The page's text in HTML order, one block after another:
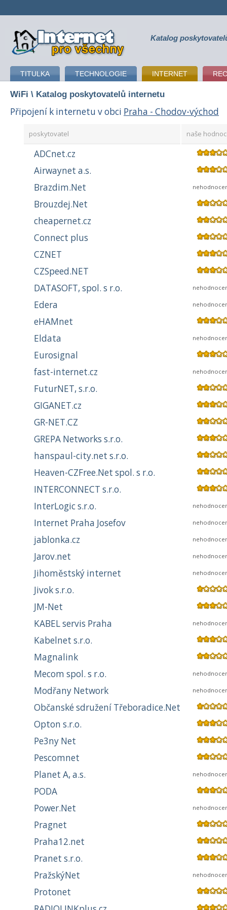
připojení k internetu Katalog
TITULKA TECHNOLOGIE INTERNET
WiFi \ Katalog poskytovatelů internetu
Připojení k internetu v obci Praha - Chodov-východ
poskytovatel naše
ADCnet.cz
Airwaynet a.s.
Brazdim.Net
Brouzdej.Net
cheapernet.cz
Connect plus
CZNET
CZSpeed.NET
DATASOFT, spol. s r.o.
Edera
eHAMnet
Eldata
Eurosignal
fast-internet.cz
FuturNET, s.r.o.
GIGANET.cz
GR-NET.CZ
GREPA Networks s.r.o.
hanspaul-city.net s.r.o.
Heaven-CZFree.Net spol. s r.o.
INTERCONNECT s.r.o.
InterLogic s.r.o.
Internet Praha Josefov
jablonka.cz
Jarov.net
Jihoměstský internet
Jivok s.r.o.
JM-Net
KABEL servis Praha
Kabelnet s.r.o.
Magnalink
Mecom spol. s r.o.
Modřany Network
Občanské sdružení Třeboradice.Net
Opton s.r.o.
Pe3ny Net
Pescomnet
Planet A, a.s.
PODA
Power.Net
Pragnet
Praha12.net
Pranet s.r.o.
PražskýNet
Protonet